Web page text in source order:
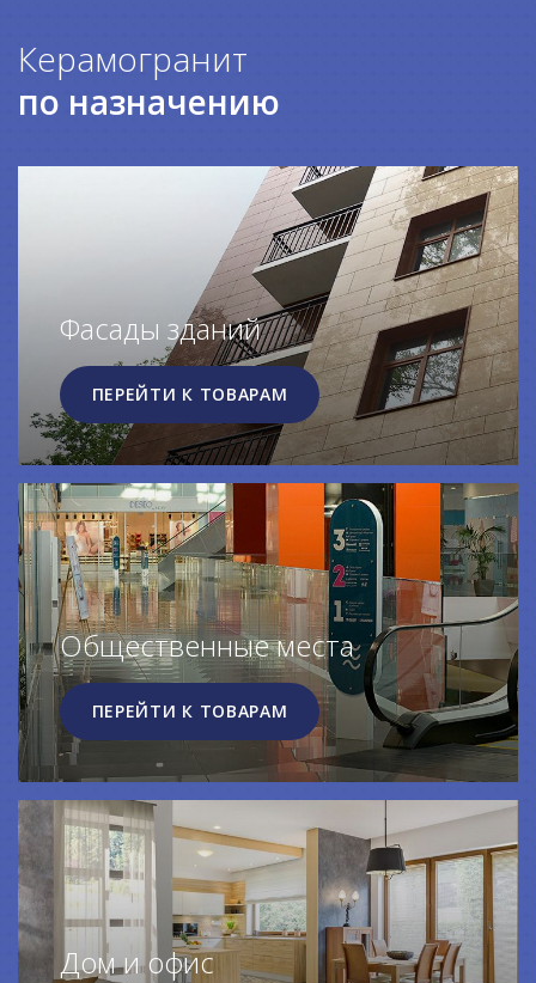
Керамогранит
по назначению
Фасады зданий
ПЕРЕЙТИ К ТОВАРАМ
Общественные места
ПЕРЕЙТИ К ТОВАРАМ
Дом и офис